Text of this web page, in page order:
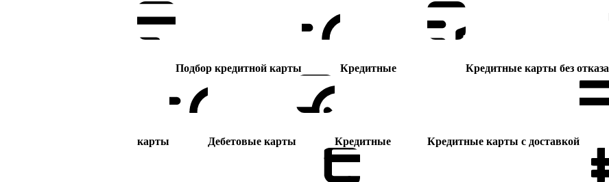
Подбор кредитной карты Кредитные
карты Дебетовые карты Кредитные
Кредитные карты без отказа
Кредитные карты с доставкой